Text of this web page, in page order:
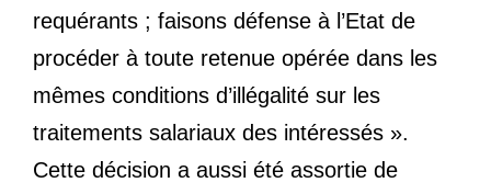
requérants ; faisons défense à l’Etat de
procéder à toute retenue opérée dans les
mêmes conditions d’illégalité sur les
traitements salariaux des intéressés ».
Cette décision a aussi été assortie de